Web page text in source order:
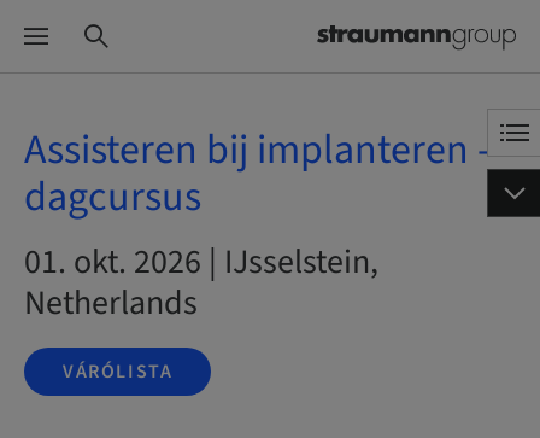
Assisteren bij implanteren -
dagcursus
01. okt. 2026 | IJsselstein,
Netherlands
VÁRÓLISTA